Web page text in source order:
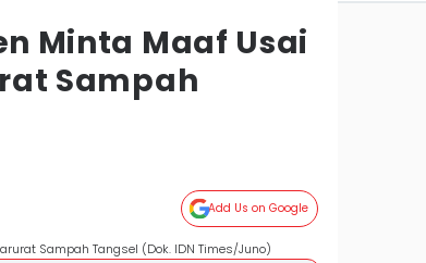
Minta Maaf Usai
Sampah
Add Us on Google
Sampah Tangsel (Dok. IDN Times/Juno)